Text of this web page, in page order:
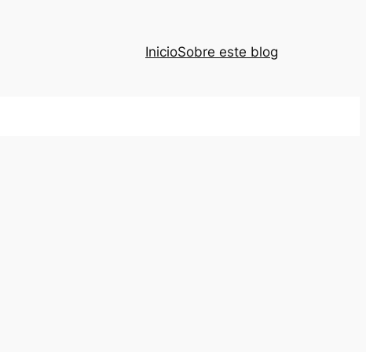
InicioSobre este blog